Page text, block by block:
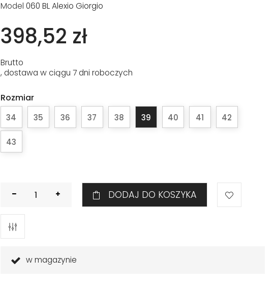
Model 060 BL Alexio Giorgio
398,52 zł
Brutto
, dostawa w ciągu 7 dni roboczych
Rozmiar
34 35 36 37 38 39 40 41 42
43
DODAJ DO KOSZYKA
w magazynie